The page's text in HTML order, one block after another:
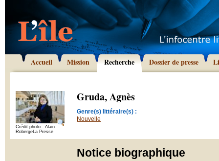
Accueil Mission Recherche Dossier de presse
Crédit photo : Alain
RobergeLa Presse
Gruda, Agnès
Genre(s) littéraire(s) :
Nouvelle
Notice biographique